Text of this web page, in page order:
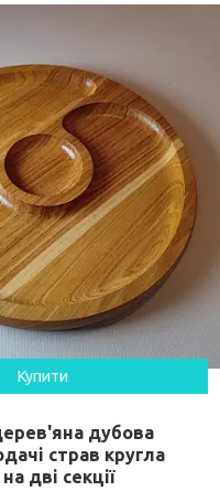
Купити
дубова
страв кругла
дві секції